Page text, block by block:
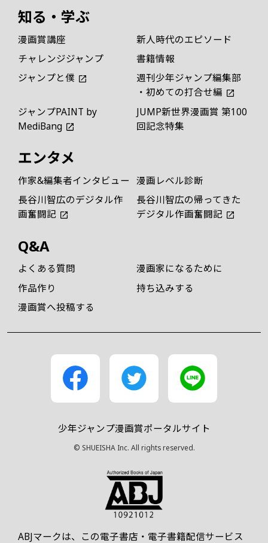
知る・学ぶ
漫画賞講座
新人時代のエピソード
チャレンジジャンプ
書籍情報
ジャンプと僕
週刊少年ジャンプ編集部
・初めての打合せ編
ジャンプPAINT by
MediBang
JUMP新世界漫画賞 第100
回記念特集
エンタメ
作家&編集者インタビュー 漫画レベル診断
長谷川智広のデジタル作
画奮闘記
長谷川智広の帰ってきた
デジタル作画奮闘記
Q&A
よくある質問
漫画家になるために
作品作り
持ち込みする
漫画賞へ投稿する
少年ジャンプ漫画賞ポータルサイト
© SHUEISHA Inc. All rights reserved.
ABJマークは、この電子書店・電子書籍配信サービス